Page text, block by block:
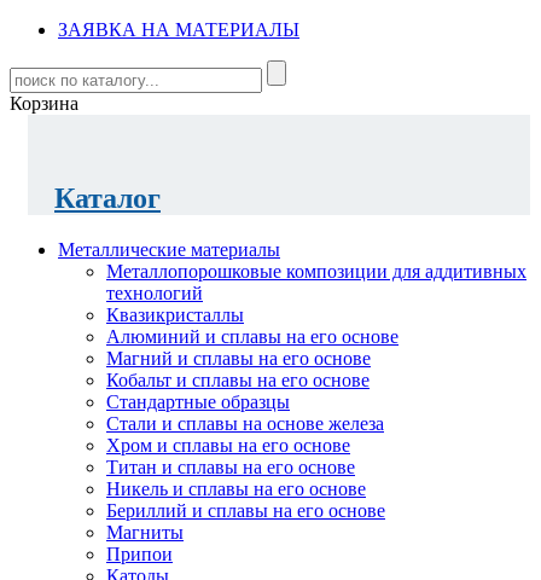
ЗАЯВКА НА МАТЕРИАЛЫ
Корзина
Каталог
Металлические материалы
Металлопорошковые композиции для аддитивных
технологий
Квазикристаллы
Алюминий и сплавы на его основе
Магний и сплавы на его основе
Кобальт и сплавы на его основе
Стандартные образцы
Стали и сплавы на основе железа
Хром и сплавы на его основе
Титан и сплавы на его основе
Никель и сплавы на его основе
Бериллий и сплавы на его основе
Магниты
Припои
Катоды